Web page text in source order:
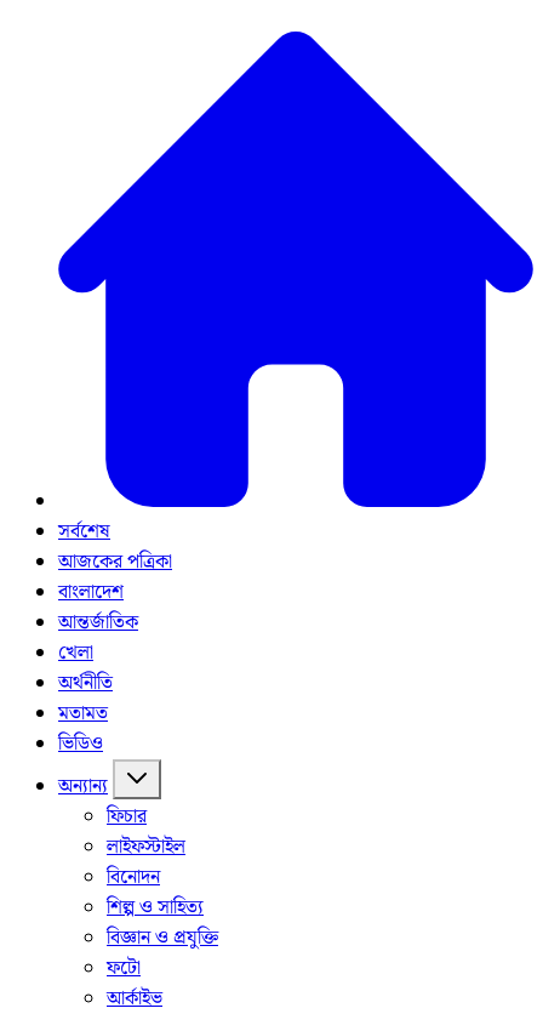
সর্বশেষ
আজকের পত্রিকা
বাংলাদেশ
আন্তর্জাতিক
খেলা
অর্থনীতি
মতামত
ভিডিও
অন্যান্য
ফিচার
লাইফস্টাইল
বিনোদন
শিল্প ও সাহিত্য
বিজ্ঞান ও প্রযুক্তি
ফটো
আর্কাইভ